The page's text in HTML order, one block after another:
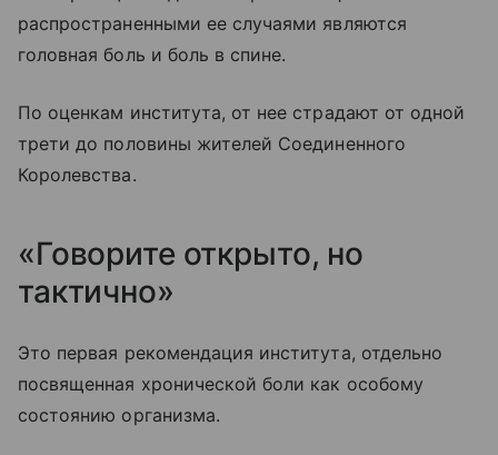
распространенными ее случаями являются
головная боль и боль в спине.
По оценкам института, от нее страдают от одной
трети до половины жителей Соединенного
Королевства.
«Говорите открыто, но
тактично»
Это первая рекомендация института, отдельно
посвященная хронической боли как особому
состоянию организма.